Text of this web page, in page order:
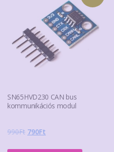
SN65HVD230 CAN bus
kommunikációs modul
990Ft Original
790Ft